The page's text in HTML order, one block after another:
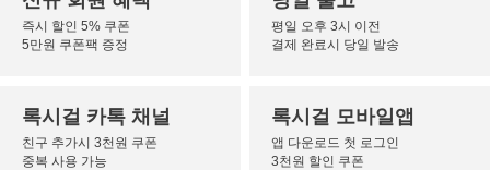
즉시 할인 5% 쿠폰
5만원 쿠폰팩 증정
평일 오후 3시 이전
결제 완료시 당일 발송
록시걸 카톡 채널
친구 추가시 3천원 쿠폰
중복 사용 가능
록시걸 모바일앱
앱 다운로드 첫 로그인
3천원 할인 쿠폰